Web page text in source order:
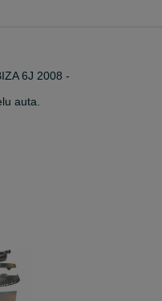
6J 2008 -
auta.